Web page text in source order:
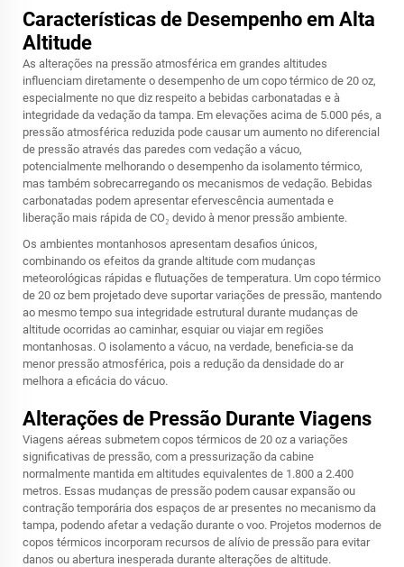
Características de Desempenho em Alta
Altitude
As alterações na pressão atmosférica em grandes altitudes
influenciam diretamente o desempenho de um copo térmico de 20 oz,
especialmente no que diz respeito a bebidas carbonatadas e à
integridade da vedação da tampa. Em elevações acima de 5.000 pés, a
pressão atmosférica reduzida pode causar um aumento no diferencial
de pressão através das paredes com vedação a vácuo,
potencialmente melhorando o desempenho da isolamento térmico,
mas também sobrecarregando os mecanismos de vedação. Bebidas
carbonatadas podem apresentar efervescência aumentada e
liberação mais rápida de CO₂ devido à menor pressão ambiente.
Os ambientes montanhosos apresentam desafios únicos,
combinando os efeitos da grande altitude com mudanças
meteorológicas rápidas e flutuações de temperatura. Um copo térmico
de 20 oz bem projetado deve suportar variações de pressão, mantendo
ao mesmo tempo sua integridade estrutural durante mudanças de
altitude ocorridas ao caminhar, esquiar ou viajar em regiões
montanhosas. O isolamento a vácuo, na verdade, beneficia-se da
menor pressão atmosférica, pois a redução da densidade do ar
melhora a eficácia do vácuo.
Alterações de Pressão Durante Viagens
Viagens aéreas submetem copos térmicos de 20 oz a variações
significativas de pressão, com a pressurização da cabine
normalmente mantida em altitudes equivalentes de 1.800 a 2.400
metros. Essas mudanças de pressão podem causar expansão ou
contração temporária dos espaços de ar presentes no mecanismo da
tampa, podendo afetar a vedação durante o voo. Projetos modernos de
copos térmicos incorporam recursos de alívio de pressão para evitar
danos ou abertura inesperada durante alterações de altitude.